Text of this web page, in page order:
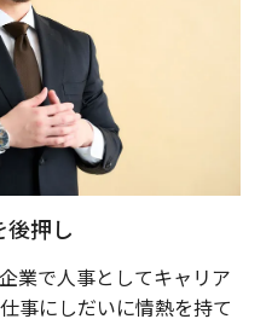
後押し
業で人事としてキャリア
事にしだいに情熱を持て